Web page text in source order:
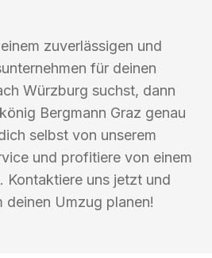
zuverlässigen und
für deinen
Würzburg suchst, dann
Bergmann Graz genau
selbst von unserem
und profitiere von einem
Kontaktiere uns jetzt und
deinen Umzug planen!